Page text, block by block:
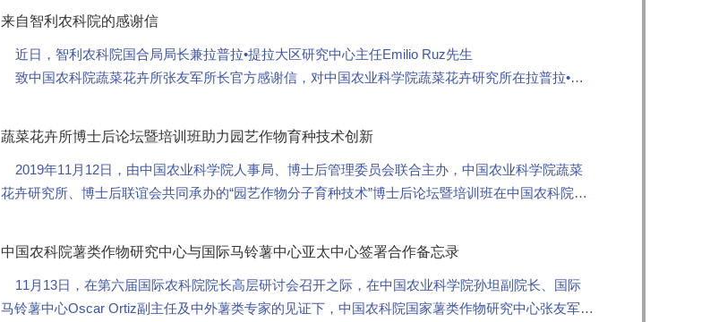
来自智利农科院的感谢信
近日，智利农科院国合局局长兼拉普拉•提拉大区研究中心主任Emilio Ruz先生
致中国农科院蔬菜花卉所张友军所长官方感谢信，对中国农业科学院蔬菜花卉研究所在拉普拉•提
蔬菜花卉所博士后论坛暨培训班助力园艺作物育种技术创新
2019年11月12日，由中国农业科学院人事局、博士后管理委员会联合主办，中国农业科学院蔬菜
花卉研究所、博士后联谊会共同承办的“园艺作物分子育种技术”博士后论坛暨培训班在中国农科院蔬
中国农科院薯类作物研究中心与国际马铃薯中心亚太中心签署合作备忘录
11月13日，在第六届国际农科院院长高层研讨会召开之际，在中国农业科学院孙坦副院长、国际
马铃薯中心Oscar Ortiz副主任及中外薯类专家的见证下，中国农科院国家薯类作物研究中心张友军主